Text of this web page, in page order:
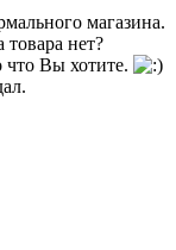
магазина.
товара нет?
что Вы хотите.